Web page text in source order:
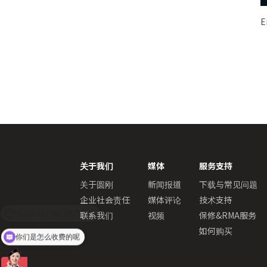
关于我们
关于圆刚
企业社会责任
联系我们
媒体
新闻报道
媒体评论
视频
服务支持
下载与常见问题
技术支持
保修&RMA服务
如何购买
你们是怎么收费的呢